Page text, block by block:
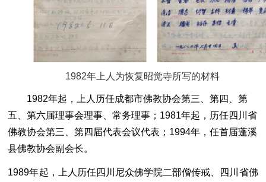
1982年上人为恢复昭觉寺所写的材料
1982年起，上人历任成都市佛教协会第三、第四、第
五、第六届理事会理事、常务理事；1981年起，历任四川省
佛教协会第三、第四届代表会议代表；1994年，任首届蓬溪
县佛教协会副会长。
1989年起，上人历任四川尼众佛学院二部僧传戒、四川省佛